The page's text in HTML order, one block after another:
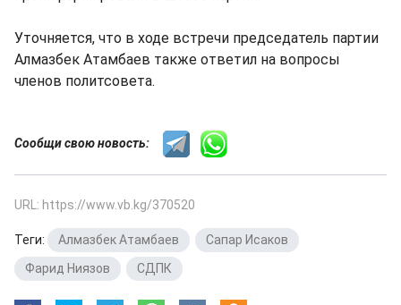
Уточняется, что в ходе встречи председатель партии
Алмазбек Атамбаев также ответил на вопросы
членов политсовета.
Сообщи свою новость:
URL: https://www.vb.kg/370520
Теги: Алмазбек Атамбаев Сапар Исаков
Фарид Ниязов
СДПК